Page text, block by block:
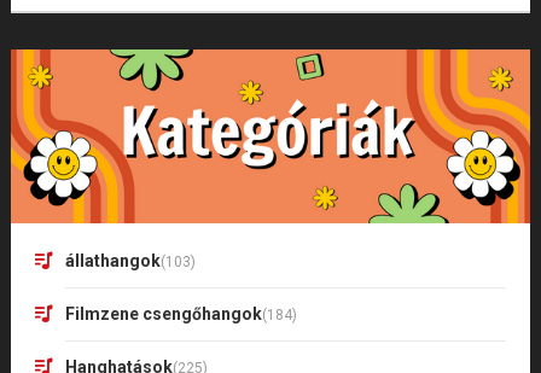
állathangok(103)
Filmzene csengőhangok(184)
Hanghatások(225)